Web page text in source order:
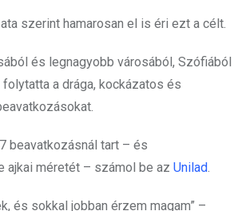
szerint hamarosan el is éri ezt a célt.
és legnagyobb városából, Szófiából
a drága, kockázatos és
beavatkozásnál tart – és
ajkai méretét – számol be az Unilad.
és sokkal jobban érzem magam” –